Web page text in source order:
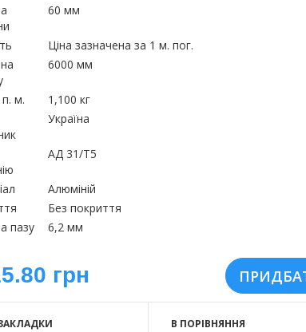
60 мм
Ціна зазначена за 1 м. пог.
6000 мм
м.
1,100 кг
Україна
АД 31/Т5
Алюміній
Без покриття
пазу
6,2 мм
грн
В ПОРІВНЯННЯ